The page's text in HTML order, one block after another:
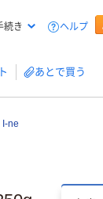
続き ヘルプ
あとで買う
I-ne